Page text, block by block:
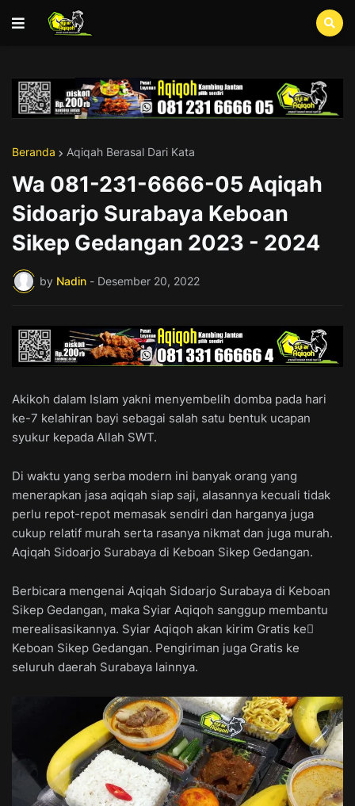
Beranda Aqiqah Berasal Dari Kata
Wa 081-231-6666-05 Aqiqah
Sidoarjo Surabaya Keboan
Sikep Gedangan 2023 - 2024
by Nadin - Desember 20, 2022
Akikoh dalam Islam yakni menyembelih domba pada hari
ke-7 kelahiran bayi sebagai salah satu bentuk ucapan
syukur kepada Allah SWT.
Di waktu yang serba modern ini banyak orang yang
menerapkan jasa aqiqah siap saji, alasannya kecuali tidak
perlu repot-repot memasak sendiri dan harganya juga
cukup relatif murah serta rasanya nikmat dan juga murah.
Aqiqah Sidoarjo Surabaya di Keboan Sikep Gedangan.
Berbicara mengenai Aqiqah Sidoarjo Surabaya di Keboan
Sikep Gedangan, maka Syiar Aqiqoh sanggup membantu
merealisasikannya. Syiar Aqiqoh akan kirim Gratis ke ِ
Keboan Sikep Gedangan. Pengiriman juga Gratis ke
seluruh daerah Surabaya lainnya.